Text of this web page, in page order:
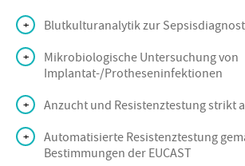
Blutkulturanalytik zur
Mikrobiologische Untersuchung von
Implantat-/Protheseninfektionen
Anzucht und Resistenztestung strikt
Automatisierte Resistenztestung
Bestimmungen der EUCAST